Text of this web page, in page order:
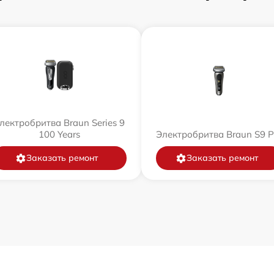
Braun Series 9
100 Years
Заказать ремонт
Электробритва Braun S9
Заказать ремонт